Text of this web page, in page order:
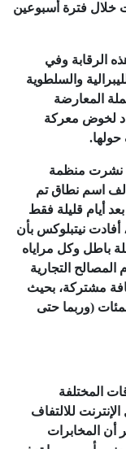
خلال فترة أسبوعين
الرقابة وفي
والسلطوية
المعارضة
لخوض معركة
حولها.
نشرت منظمة
ألف اسم نطاق تم
أيام قليلة فقط
أفادت نيتبلوكس بأن
باطل وكل مراياه
التجارية
مشتركة، بحيث
(وربما حتى
المختلفة
للالتفاف
أن المخابرات